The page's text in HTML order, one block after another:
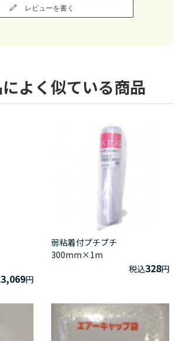
レビューを書く
よく似ている商品
3,069円
弱粘着付プチプチ
300mm×1m
税込328円